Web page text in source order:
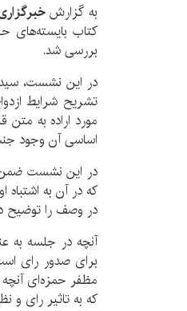
به گزارش
کتاب بایسته‌های
بررسی شد.
در این نشست،
تشریح شرایط
مورد اراده به
اساسی آن وجود
در این نشست
که در آن به
در وصف را توضیح
آنچه در جلسه به
برای صدور رای
مظفر حمزه‌ای آنچه
که به تاثیر رای و